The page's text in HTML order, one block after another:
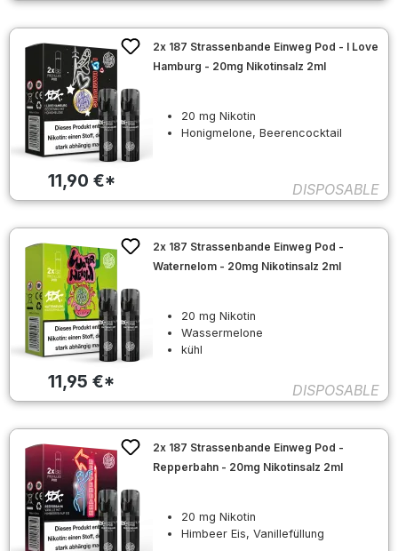
11,90 €*
2x 187 Strassenbande Einweg Pod - I Love
Hamburg - 20mg Nikotinsalz 2ml
20 mg Nikotin
Honigmelone, Beerencocktail
DISPOSABLE
11,95 €*
2x 187 Strassenbande Einweg Pod -
Waternelom - 20mg Nikotinsalz 2ml
20 mg Nikotin
Wassermelone
kühl
DISPOSABLE
2x 187 Strassenbande Einweg Pod -
Repperbahn - 20mg Nikotinsalz 2ml
20 mg Nikotin
Himbeer Eis, Vanillefüllung